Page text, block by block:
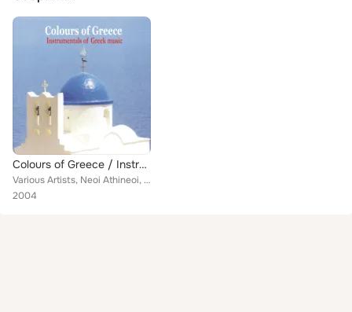
Colours of Greece / Instrumentals of Greek Music
Various Artists, Neoi Athineoi, Stelios Kalaintzakis, Petros Tabouris Ensemble, Nikos Soulis, Manolis Goumas Ensemble, Yiorgos Z...
2004